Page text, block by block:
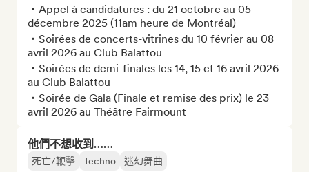
・Appel à candidatures : du 21 octobre au 05
décembre 2025 (11am heure de Montréal)
・Soirées de concerts-vitrines du 10 février au 08
avril 2026 au Club Balattou
・Soirées de demi-finales les 14, 15 et 16 avril 2026
au Club Balattou
・Soirée de Gala (Finale et remise des prix) le 23
avril 2026 au Théâtre Fairmount
他們不想收到……
死亡/鞭擊 Techno 迷幻舞曲